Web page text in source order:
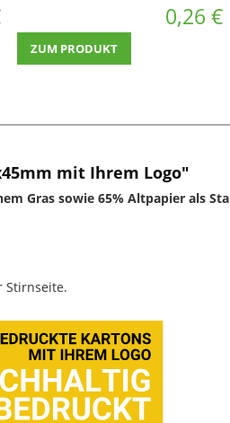
ZUM PRODUKT
0,26 €
mit Ihrem Logo"
Gras sowie 65% Altpapier als
Stirnseite.